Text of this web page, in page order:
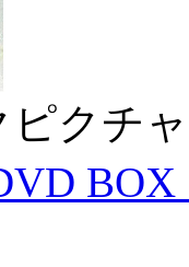
クチ